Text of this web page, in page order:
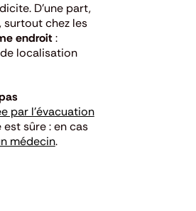
D’une part,
chez les
endroit:
localisation
par l’évacuation
sûre : en cas
médecin.